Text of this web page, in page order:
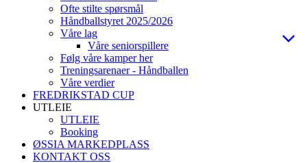
Ofte stilte spørsmål
Håndballstyret 2025/2026
Våre lag
Våre seniorspillere
Følg våre kamper her
Treningsarenaer - Håndballen
Våre verdier
FREDRIKSTAD CUP
UTLEIE
UTLEIE
Booking
ØSSIA MARKEDPLASS
KONTAKT OSS